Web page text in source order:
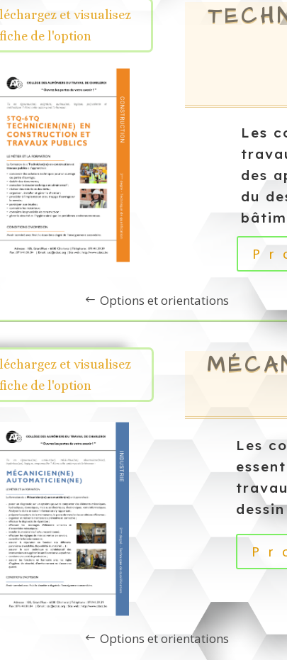
Les
des
du
et visualisez
de l'option
Options et orientations
Les
et visualisez
de l'option
Options et orientations